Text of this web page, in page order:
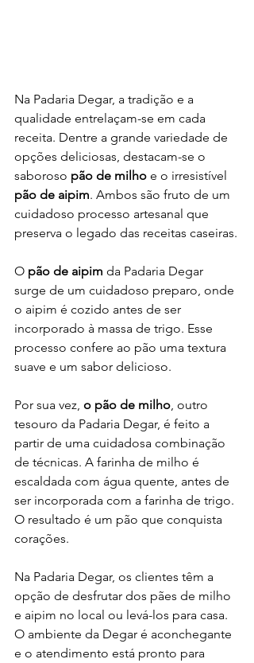
Na Padaria Degar, a tradição e a
qualidade entrelaçam-se em cada
receita. Dentre a grande variedade de
opções deliciosas, destacam-se o
saboroso pão de milho e o irresistível
pão de aipim. Ambos são fruto de um
cuidadoso processo artesanal que
preserva o legado das receitas caseiras.
O pão de aipim da Padaria Degar
surge de um cuidadoso preparo, onde
o aipim é cozido antes de ser
incorporado à massa de trigo. Esse
processo confere ao pão uma textura
suave e um sabor delicioso.
Por sua vez, o pão de milho , outro
tesouro da Padaria Degar, é feito a
partir de uma cuidadosa combinação
de técnicas. A farinha de milho é
escaldada com água quente, antes de
ser incorporada com a farinha de trigo.
O resultado é um pão que conquista
corações.
Na Padaria Degar, os clientes têm a
opção de desfrutar dos pães de milho
e aipim no local ou levá-los para casa.
O ambiente da Degar é aconchegante
e o atendimento está pronto para